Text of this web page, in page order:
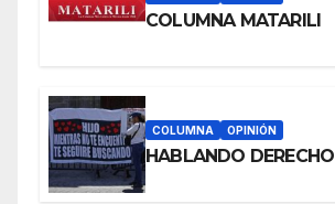
COLUMNA MATARILI
COLUMNA OPINIÓN
HABLANDO DERECHO